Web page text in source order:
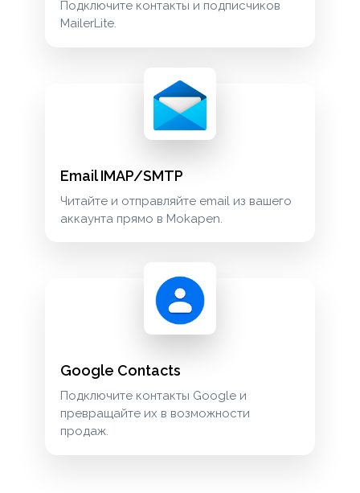
Подключите контакты и подписчиков
MailerLite.
Email IMAP/SMTP
Читайте и отправляйте email из вашего
аккаунта прямо в Mokapen.
Google Contacts
Подключите контакты Google и
превращайте их в возможности
продаж.